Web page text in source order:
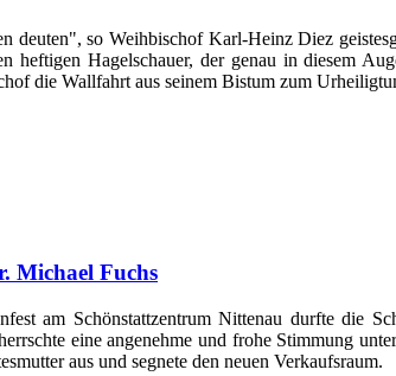
deuten", so Weihbischof Karl-Heinz Diez
heftigen Hagelschauer, der genau in diesem
die Wallfahrt aus seinem Bistum zum
Michael Fuchs
am Schönstattzentrum Nittenau durfte die
eine angenehme und frohe Stimmung
aus und segnete den neuen Verkaufsraum.